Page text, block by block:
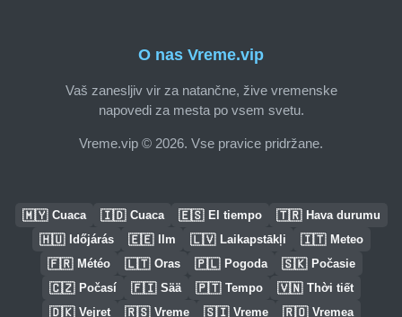
O nas Vreme.vip
Vaš zanesljiv vir za natančne, žive vremenske
napovedi za mesta po vsem svetu.
Vreme.vip © 2026. Vse pravice pridržane.
🇲🇾 Cuaca 🇮🇩 Cuaca 🇪🇸 El tiempo 🇹🇷 Hava durumu
🇭🇺 Időjárás 🇪🇪 Ilm 🇱🇻 Laikapstākļi 🇮🇹 Meteo
🇫🇷 Météo 🇱🇹 Oras 🇵🇱 Pogoda 🇸🇰 Počasie
🇨🇿 Počasí 🇫🇮 Sää 🇵🇹 Tempo 🇻🇳 Thời tiết
🇩🇰 Vejret 🇷🇸 Vreme 🇸🇮 Vreme 🇷🇴 Vremea